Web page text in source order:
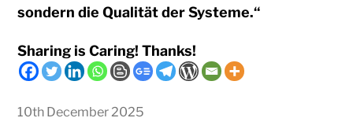
sondern die Qualität der Systeme.“
Sharing is Caring! Thanks!
10th December 2025